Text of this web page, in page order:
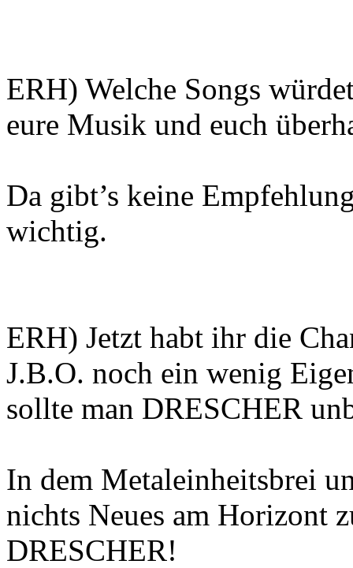
ERH) Welche Songs
eure Musik und euch
Da gibt’s keine
wichtig.
ERH) Jetzt habt ihr die
J.B.O. noch ein wenig
sollte man DRESCHER
In dem Metaleinheitsbrei
nichts Neues am Horizont
DRESCHER!